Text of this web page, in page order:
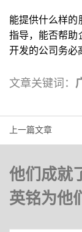
能提供什么样
指导，能否帮助
开发的公司务必
文章关键词：
上一篇文章
他们成就
英铭为他